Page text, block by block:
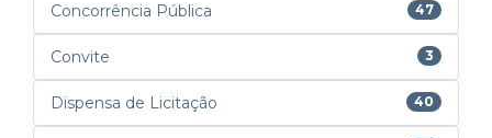
Concorrência Pública 47
Convite 3
Dispensa de Licitação 40